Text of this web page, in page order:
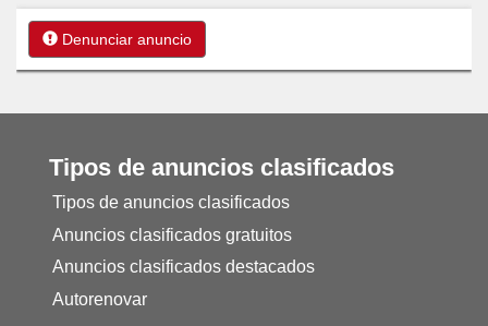
Denunciar anuncio
Tipos de anuncios clasificados
Tipos de anuncios clasificados
Anuncios clasificados gratuitos
Anuncios clasificados destacados
Autorenovar